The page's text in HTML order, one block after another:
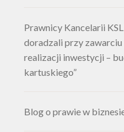
Prawnicy Kancelarii
doradzali przy
realizacji inwestycji –
kartuskiego”
Blog o prawie w